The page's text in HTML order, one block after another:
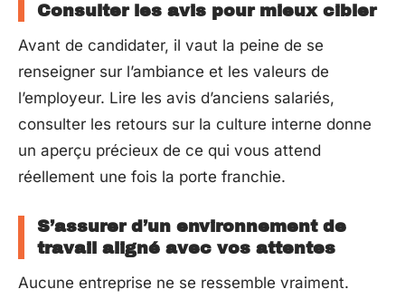
Consulter les avis pour mieux cibler
Avant de candidater, il vaut la peine de se
renseigner sur l’ambiance et les valeurs de
l’employeur. Lire les avis d’anciens salariés,
consulter les retours sur la culture interne donne
un aperçu précieux de ce qui vous attend
réellement une fois la porte franchie.
S’assurer d’un environnement de
travail aligné avec vos attentes
Aucune entreprise ne se ressemble vraiment.